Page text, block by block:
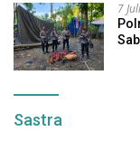
7
Sastra